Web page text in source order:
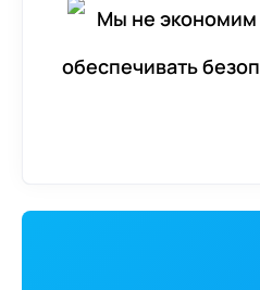
Мы не экономим
обеспечивать